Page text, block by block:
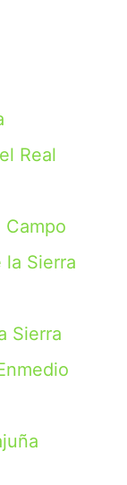
Real
Campo
la Sierra
Sierra